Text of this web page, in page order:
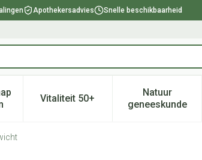
Apothekersadvies Snelle beschikbaarheid
hygiëne categorie
voeding en vitamines categorie
submenu voor Zwangerschap en kinderen
Vitaliteit 50+Toon submenu voor Vitaliteit
Natuur
geneeskunde
Toon